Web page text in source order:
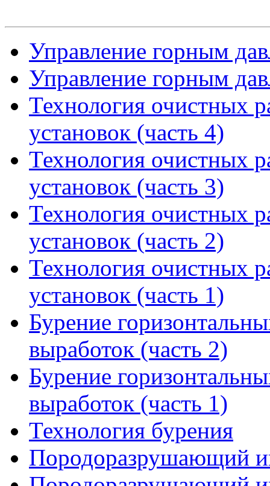
Управление горным
Управление горным
Технология очистных
установок (часть 4)
Технология очистных
установок (часть 3)
Технология очистных
установок (часть 2)
Технология очистных
установок (часть 1)
Бурение
выработок (часть 2)
Бурение
выработок (часть 1)
Технология бурения
Породоразрушающий